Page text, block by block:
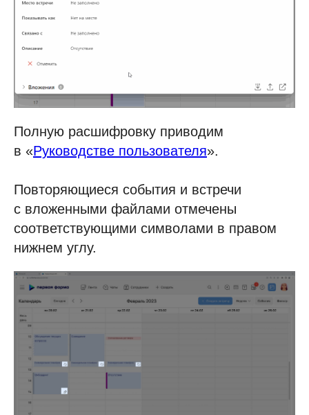
Полную расшифровку приводим
в «Руководстве пользователя».
Повторяющиеся события и встречи
с вложенными файлами отмечены
соответствующими символами в правом
нижнем углу.